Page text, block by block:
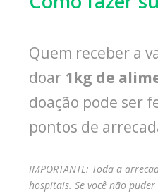
Quem receber a
doar 1kg de
doação pode ser
pontos de
IMPORTANTE: Toda a
hospitais. Se você não